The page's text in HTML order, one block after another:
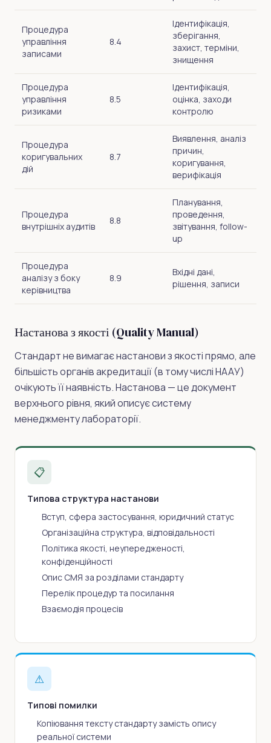
Процедура
управління
записами
8.4
Ідентифікація,
зберігання,
захист, терміни,
знищення
Процедура
управління
ризиками
8.5
Ідентифікація,
оцінка, заходи
контролю
Процедура
коригувальних
дій
8.7
Виявлення, аналіз
причин,
коригування,
верифікація
Процедура
внутрішніх аудитів
8.8
Планування,
проведення,
звітування, follow-
up
Процедура
аналізу з боку
керівництва
8.9
Вхідні дані,
рішення, записи
Настанова з якості (Quality Manual)
Стандарт не вимагає настанови з якості прямо, але
більшість органів акредитації (в тому числі НААУ)
очікують її наявність. Настанова — це документ
верхнього рівня, який описує систему
менеджменту лабораторії.
📋
Типова структура настанови
Вступ, сфера застосування, юридичний статус
Організаційна структура, відповідальності
Політика якості, неупередженості,
конфіденційності
Опис СМЯ за розділами стандарту
Перелік процедур та посилання
Взаємодія процесів
⚠
Типові помилки
Копіювання тексту стандарту замість опису
реальної системи